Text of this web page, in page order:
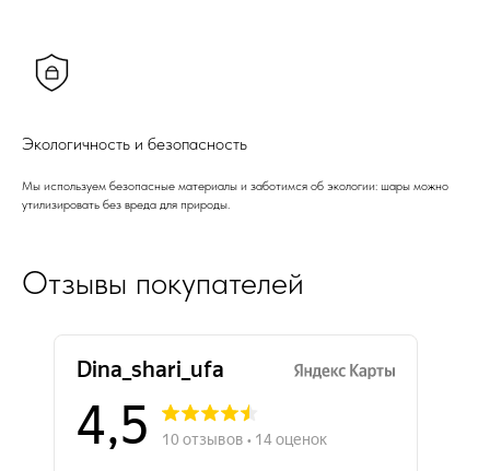
Экологичность и безопасность
Мы используем безопасные материалы и заботимся об экологии: шары можно
утилизировать без вреда для природы.
Отзывы покупателей